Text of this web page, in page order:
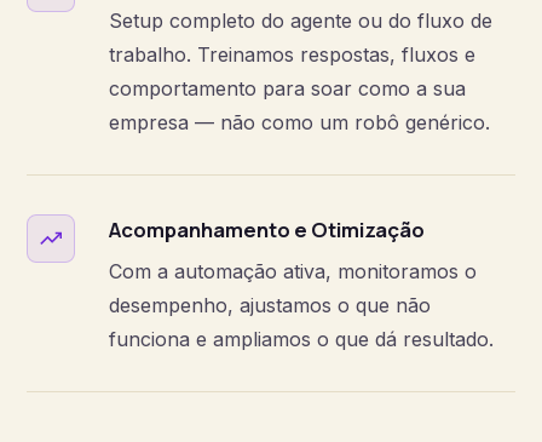
Setup completo do agente ou do fluxo de
trabalho. Treinamos respostas, fluxos e
comportamento para soar como a sua
empresa — não como um robô genérico.
Acompanhamento e Otimização
Com a automação ativa, monitoramos o
desempenho, ajustamos o que não
funciona e ampliamos o que dá resultado.